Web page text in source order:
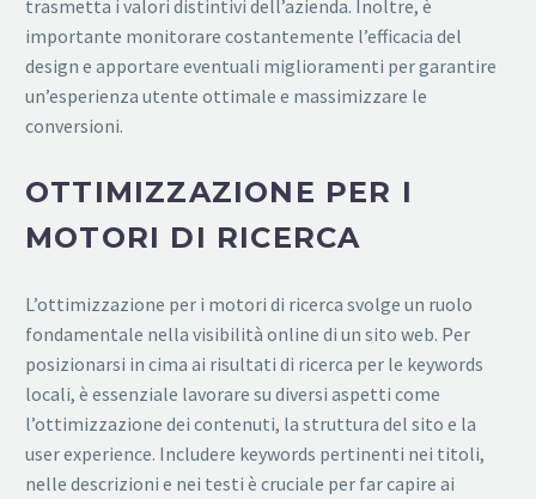
trasmetta i valori distintivi dell’azienda. Inoltre, è
importante monitorare costantemente l’efficacia del
design e apportare eventuali miglioramenti per garantire
un’esperienza utente ottimale e massimizzare le
conversioni.
OTTIMIZZAZIONE PER I
MOTORI DI RICERCA
L’ottimizzazione per i motori di ricerca svolge un ruolo
fondamentale nella visibilità online di un sito web. Per
posizionarsi in cima ai risultati di ricerca per le keywords
locali, è essenziale lavorare su diversi aspetti come
l’ottimizzazione dei contenuti, la struttura del sito e la
user experience. Includere keywords pertinenti nei titoli,
nelle descrizioni e nei testi è cruciale per far capire ai